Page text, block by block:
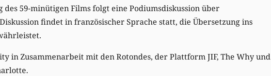
59-minütigen Films folgt eine Podiumsdiskussion über
findet in französischer Sprache statt, die Übersetzung ins
in Zusammenarbeit mit den Rotondes, der Plattform JIF, The Why und